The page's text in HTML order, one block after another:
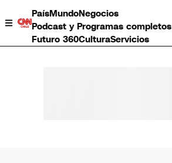
PaísMundoNegocios
Podcast y Programas completos
Futuro 360CulturaServicios